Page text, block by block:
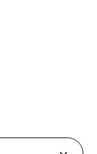
Wert ein